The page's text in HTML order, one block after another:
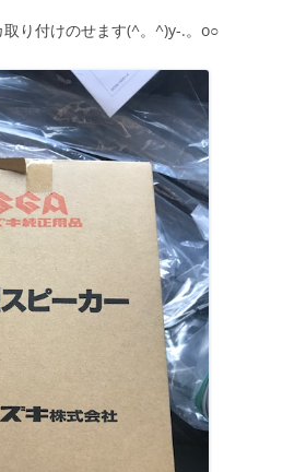
り付けのせます(^。^)y-.。o○